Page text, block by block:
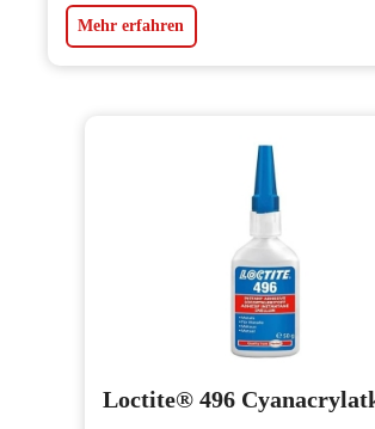
Mehr erfahren
Loctite® 496